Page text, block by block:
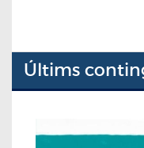
Últims